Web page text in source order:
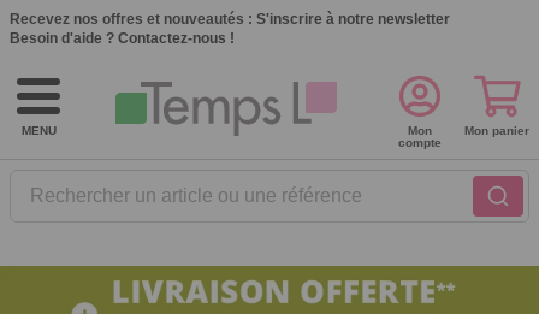
Recevez nos offres et nouveautés : S'inscrire à notre newsletter
Besoin d'aide ? Contactez-nous !
MENU
Rechercher un article ou une référence
Mon
compte
Mon panier